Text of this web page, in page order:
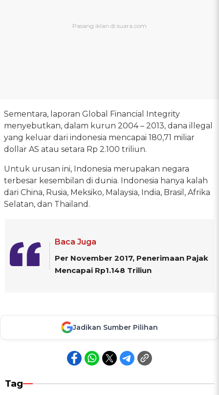
Sementara, laporan Global Financial Integrity
menyebutkan, dalam kurun 2004 – 2013, dana illegal
yang keluar dari indonesia mencapai 180,71 miliar
dollar AS atau setara Rp 2.100 triliun.
Untuk urusan ini, Indonesia merupakan negara
terbesar kesembilan di dunia. Indonesia hanya kalah
dari China, Rusia, Meksiko, Malaysia, India, Brasil, Afrika
Selatan, dan Thailand.
Baca Juga
Per November 2017, Penerimaan Pajak
Mencapai Rp1.148 Triliun
Jadikan Sumber Pilihan
Tag